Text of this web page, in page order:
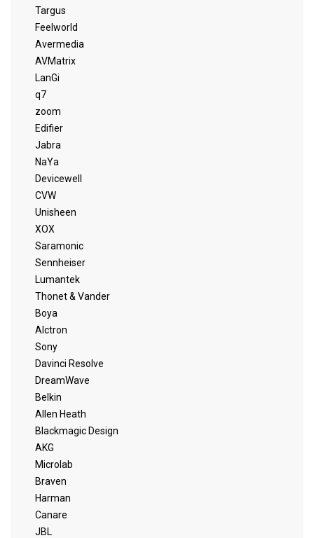
Targus
Feelworld
Avermedia
AVMatrix
LanGi
q7
zoom
Edifier
Jabra
NaYa
Devicewell
CVW
Unisheen
XOX
Saramonic
Sennheiser
Lumantek
Thonet & Vander
Boya
Alctron
Sony
Davinci Resolve
DreamWave
Belkin
Allen Heath
Blackmagic Design
AKG
Microlab
Braven
Harman
Canare
JBL